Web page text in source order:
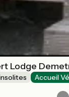
Lodge
Accueil